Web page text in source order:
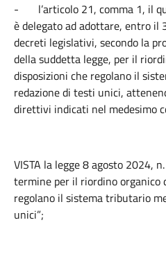
- l’articolo 21, comma 1, il
è delegato ad adottare, entro il
decreti legislativi, secondo la
della suddetta legge, per il
disposizioni che regolano il
redazione di testi unici,
direttivi indicati nel medesimo
VISTA la legge 8 agosto 2024,
termine per il riordino organico
regolano il sistema tributario
unici”;